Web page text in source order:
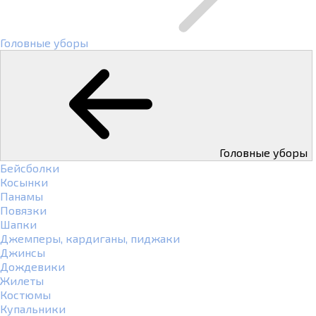
Головные уборы
Головные уборы
Бейсболки
Косынки
Панамы
Повязки
Шапки
Джемперы, кардиганы, пиджаки
Джинсы
Дождевики
Жилеты
Костюмы
Купальники